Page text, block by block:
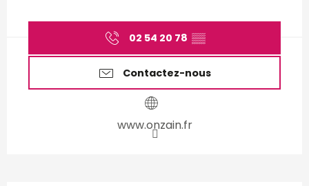
Ouverture et coordonnées
02 54 20 78 ▒▒
Contactez-nous
www.onzain.fr